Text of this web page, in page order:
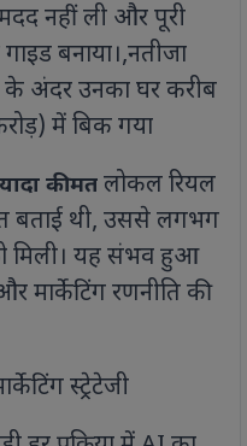
नहीं ली और पूरी
बनाया।,नतीजा
के अंदर उनका घर करीब
में बिक गया
कीमत लोकल रियल
बताई थी, उससे लगभग
मिली। यह संभव हुआ
मार्केटिंग रणनीति की
स्ट्रेटेजी